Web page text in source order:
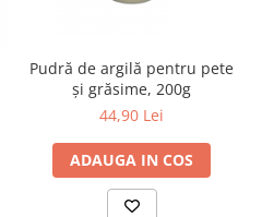
Pudră de argilă pentru pete
și grăsime, 200g
44,90 Lei
ADAUGA IN COS